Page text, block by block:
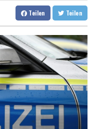
Wien
31 °C
Amtsführung von Merz
ab
inmitten von Iran-
mehr als 900 Pflanzen in
den Druck auf Europas
Kampagne hinter
Teilen Teilen